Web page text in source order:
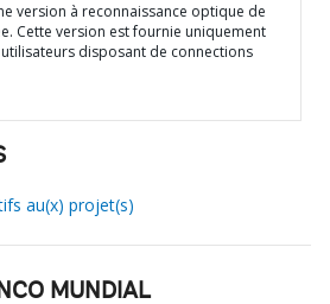
version à reconnaissance optique de
Cette version est fournie uniquement
disposant de connections
au(x) projet(s)
MUNDIAL